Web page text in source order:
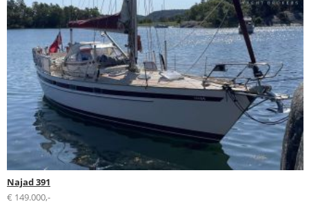
Najad 391
€ 149.000,-